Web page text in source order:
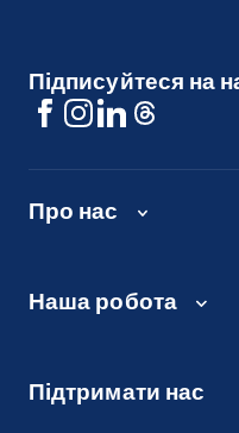
Підписуйтеся на
Про нас
Наша робота
Підтримати нас